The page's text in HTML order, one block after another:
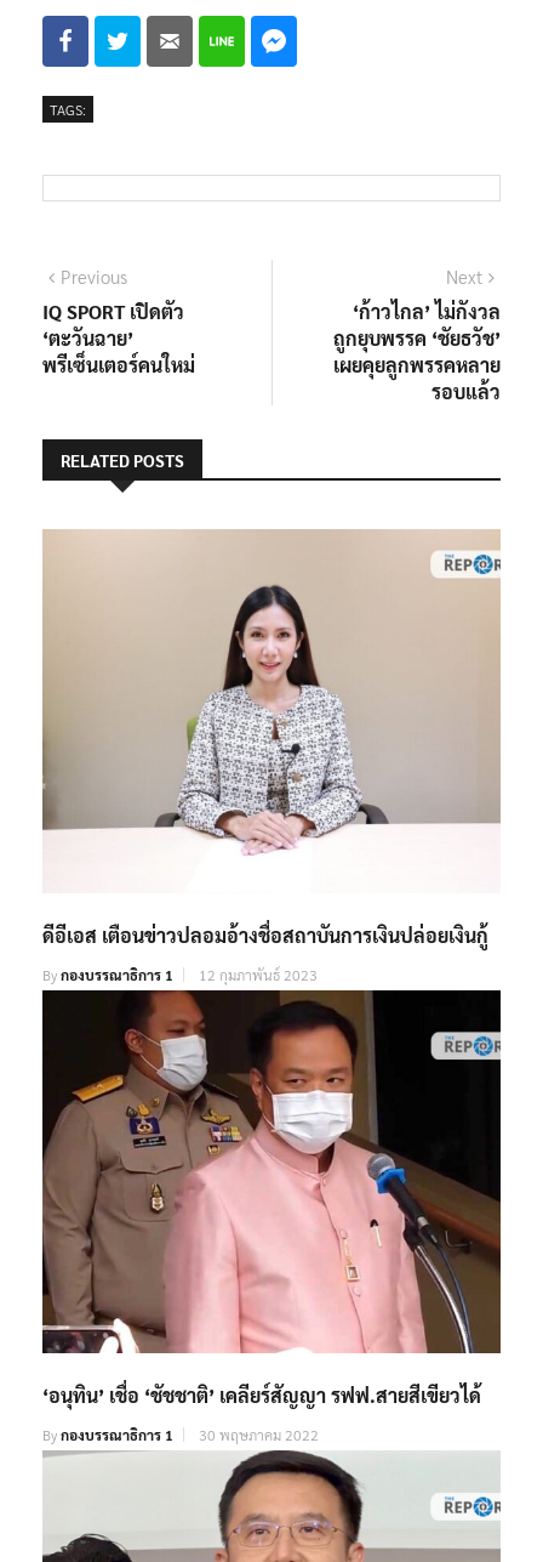
พิจารณาพิจารณาการนิรโทษกรรมในชั้นรายละเอียด
แนะแนว
เรื่อง
PreviousPrevious
post:
IQ SPORT เปิดตัว
Next
post:
‘ก้าวไกล’ ไม่กังวล
ถูกยุบพรรค ‘ชัยธวัช’
ดีอีเอส เตือนข่าวปลอมอ้างชื่อสถาบันการเงินปล่อยเงินกู้
กองบรรณาธิการ 1 12 กุมภาพันธ์ 2023
‘อนุทิน’ เชื่อ ‘ชัชชาติ’ เคลียร์สัญญา รฟฟ.สายสีเขียวได้
30 พฤษภาคม 2022